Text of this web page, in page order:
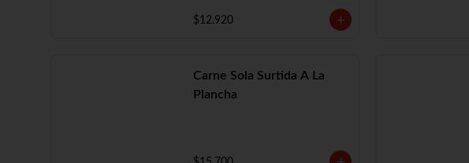
$12.920
Carne Sola Surtida A La
Plancha